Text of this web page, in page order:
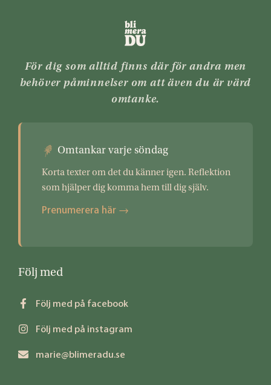
För dig som alltid finns där för andra men
behöver påminnelser om att även du är värd
omtanke.
Omtankar varje söndag
Korta texter om det du känner igen. Reflektion
som hjälper dig komma hem till dig själv.
Prenumerera här →
Följ med
Följ med på facebook
Följ med på instagram
marie@blimeradu.se